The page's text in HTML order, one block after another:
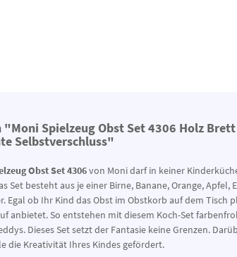
Spielzeug Obst Set 4306 Holz Brett
Selbstverschluss"
Obst Set 4306von Moni darf in keiner
Set besteht aus je einer Birne, Banane, Orange, Apfel,
Egal ob Ihr Kind das Obst im Obstkorb auf dem Tisch
anbietet. So entstehen mit diesem Koch-Set
Dieses Set setzt der Fantasie keine Grenzen.
die Kreativität Ihres Kindes gefördert.